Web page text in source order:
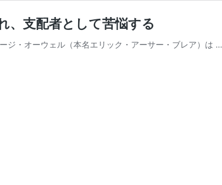
、支配者として苦悩する
ジ・オーウェル（本名エリック・アーサー・ブレア）は …